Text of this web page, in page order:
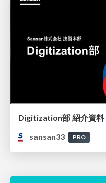
Digitization部 紹介資料
sansan33
PRO